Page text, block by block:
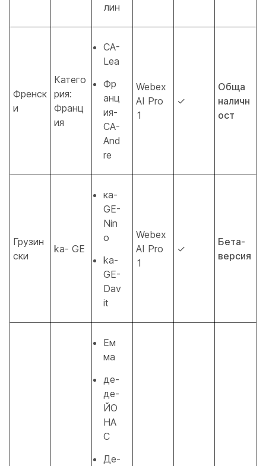
лин
Френск
и
Катего
рия:
Франц
ия
CA-
Lea
Фр
анц
ия-
CA-
And
re
Webex
AI Pro
1
✓
Обща
наличн
ост
Грузин
ски
ka- GE
ка-
GE-
Nin
o
ka-
GE-
Dav
it
Webex
AI Pro
1
✓
Бета-
версия
Ем
ма
де-
де-
ЙО
НА
С
Де-